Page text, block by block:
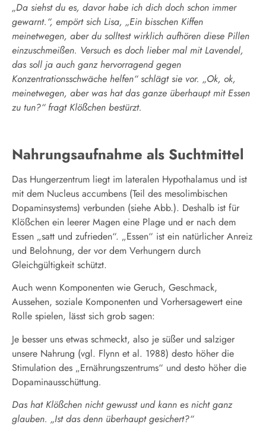
„Da siehst du es, davor habe ich dich doch schon immer
gewarnt.“, empört sich Lisa, „Ein bisschen Kiffen
meinetwegen, aber du solltest wirklich aufhören diese Pillen
einzuschmeißen. Versuch es doch lieber mal mit Lavendel,
das soll ja auch ganz hervorragend gegen
Konzentrationsschwäche helfen“ schlägt sie vor. „Ok, ok,
meinetwegen, aber was hat das ganze überhaupt mit Essen
zu tun?“ fragt Klößchen bestürzt.
Nahrungsaufnahme als Suchtmittel
Das Hungerzentrum liegt im lateralen Hypothalamus und ist
mit dem Nucleus accumbens (Teil des mesolimbischen
Dopaminsystems) verbunden (siehe Abb.). Deshalb ist für
Klößchen ein leerer Magen eine Plage und er nach dem
Essen „satt und zufrieden“. „Essen“ ist ein natürlicher Anreiz
und Belohnung, der vor dem Verhungern durch
Gleichgültigkeit schützt.
Auch wenn Komponenten wie Geruch, Geschmack,
Aussehen, soziale Komponenten und Vorhersagewert eine
Rolle spielen, lässt sich grob sagen:
Je besser uns etwas schmeckt, also je süßer und salziger
unsere Nahrung (vgl. Flynn et al. 1988) desto höher die
Stimulation des „Ernährungszentrums“ und desto höher die
Dopaminausschüttung.
Das hat Klößchen nicht gewusst und kann es nicht ganz
glauben. „Ist das denn überhaupt gesichert?“